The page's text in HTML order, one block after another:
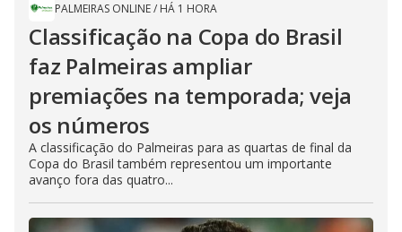
PALMEIRAS ONLINE/ HÁ 1 HORA
Classificação na Copa do Brasil
faz Palmeiras ampliar
premiações na temporada; veja
os números
A classificação do Palmeiras para as quartas de final da
Copa do Brasil também representou um importante
avanço fora das quatro...